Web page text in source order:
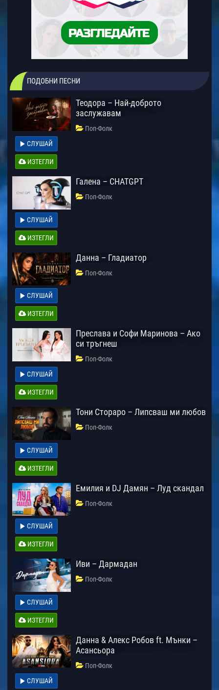
ПОДОБНИ ПЕСНИ
Теодора – Най-доброто
заслужавам
Поп-Фолк
СЛУШАЙ
ИЗТЕГЛИ
Галена – CHATGPT
Поп-Фолк
СЛУШАЙ
ИЗТЕГЛИ
Данна – Гладиатор
Поп-Фолк
СЛУШАЙ
ИЗТЕГЛИ
Преслава и Софи Маринова – Ако
си тръгнеш
Поп-Фолк
СЛУШАЙ
ИЗТЕГЛИ
Тони Стораро – Липсваш ми любов
Поп-Фолк
СЛУШАЙ
ИЗТЕГЛИ
Емилия и DJ Дамян – Луд скандал
Поп-Фолк
СЛУШАЙ
ИЗТЕГЛИ
Иви – Дармадан
Поп-Фолк
СЛУШАЙ
ИЗТЕГЛИ
Данна & Алекс Робов ft. Мънки –
Асансьора
Поп-Фолк
СЛУШАЙ